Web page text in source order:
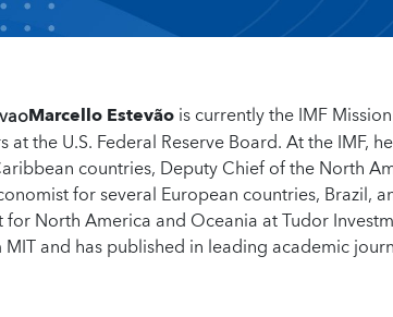
Marcello Estevãois currently the IMF
at the U.S. Federal Reserve Board. At the IMF,
countries, Deputy Chief of the North
for several European countries, Brazil,
for North America and Oceania at Tudor
and has published in leading academic